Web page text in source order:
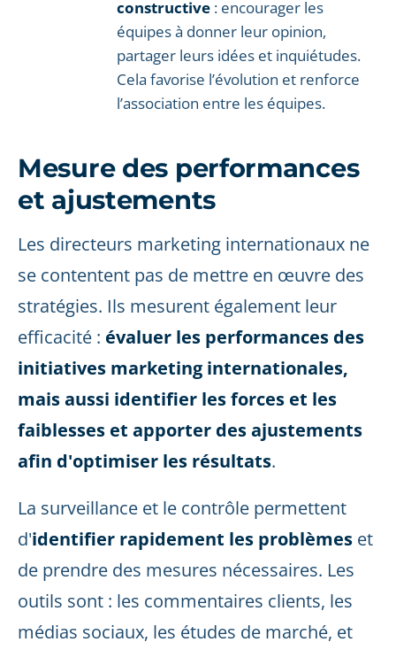
constructive : encourager les
équipes à donner leur opinion,
partager leurs idées et inquiétudes.
Cela favorise l’évolution et renforce
l’association entre les équipes.
Mesure des performances
et ajustements
Les directeurs marketing internationaux ne
se contentent pas de mettre en œuvre des
stratégies. Ils mesurent également leur
efficacité : évaluer les performances des
initiatives marketing internationales,
mais aussi identifier les forces et les
faiblesses et apporter des ajustements
afin d'optimiser les résultats.
La surveillance et le contrôle permettent
d'identifier rapidement les problèmes et
de prendre des mesures nécessaires. Les
outils sont : les commentaires clients, les
médias sociaux, les études de marché, et